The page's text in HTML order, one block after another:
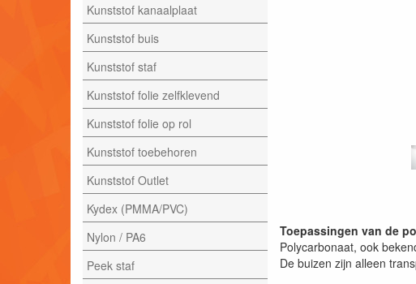
Kunststof kanaalplaat
Kunststof buis
Kunststof staf
Kunststof folie zelfklevend
Kunststof folie op rol
Kunststof toebehoren
Kunststof Outlet
Kydex (PMMA/PVC)
Nylon / PA6
Peek staf
Toepassingen van de
Polycarbonaat, ook
De buizen zijn alleen